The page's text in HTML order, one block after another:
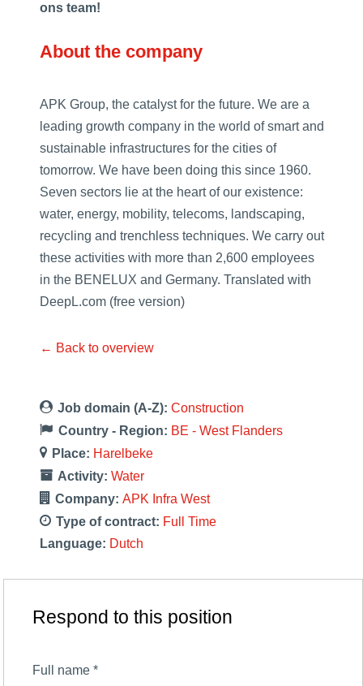
ons team!
About the company
APK Group, the catalyst for the future. We are a
leading growth company in the world of smart and
sustainable infrastructures for the cities of
tomorrow. We have been doing this since 1960.
Seven sectors lie at the heart of our existence:
water, energy, mobility, telecoms, landscaping,
recycling and trenchless techniques. We carry out
these activities with more than 2,600 employees
in the BENELUX and Germany. Translated with
DeepL.com (free version)
← Back to overview
Job domain (A-Z): Construction
Country - Region: BE - West Flanders
Place: Harelbeke
Activity: Water
Company: APK Infra West
Type of contract: Full Time
Language: Dutch
Respond to this position
Full name*